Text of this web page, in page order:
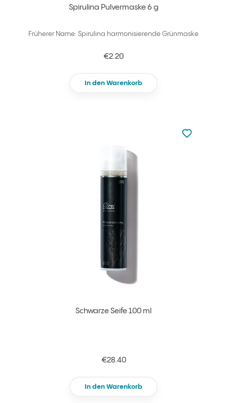
Spirulina Pulvermaske 6 g
Früherer Name: Spirulina harmonisierende Grünmaske
€2.20
In den Warenkorb
Schwarze Seife 100 ml
€28.40
In den Warenkorb
zu den
zu Ihren